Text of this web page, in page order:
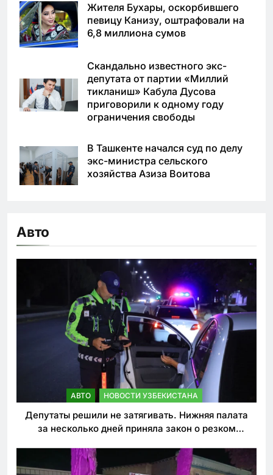
Жителя Бухары, оскорбившего
певицу Канизу, оштрафовали на
6,8 миллиона сумов
Скандально известного экс-
депутата от партии «Миллий
тикланиш» Кабула Дусова
приговорили к одному году
ограничения свободы
В Ташкенте начался суд по делу
экс-министра сельского
хозяйства Азиза Воитова
Авто
АВТО НОВОСТИ УЗБЕКИСТАНА
Депутаты решили не затягивать. Нижняя палата
за несколько дней приняла закон о резком